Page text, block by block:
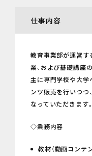
仕事内容
教育事業部が運営す
業、および基礎講座
主に専門学校や大学
ンツ販売を行いつつ
なっていただきます。
◇業務内容
教材（動画コンテ